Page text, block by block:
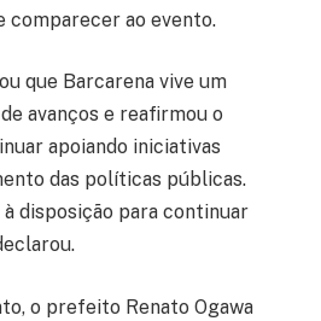
comparecer ao evento.
que Barcarena vive um
avanços e reafirmou o
apoiando iniciativas
das políticas públicas.
disposição para continuar
o prefeito Renato Ogawa